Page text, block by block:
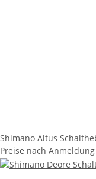
Shimano Altus
Preise nach